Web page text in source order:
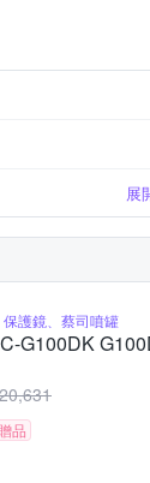
展
護鏡、蔡司噴罐
G100DK
20,631
品